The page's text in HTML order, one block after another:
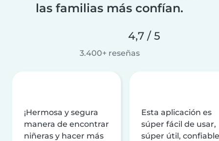
las familias más confían.
4,7 / 5
3.400+ reseñas
¡Hermosa y segura
manera de encontrar
niñeras y hacer más
Esta aplicación es
súper fácil de usar,
súper útil,